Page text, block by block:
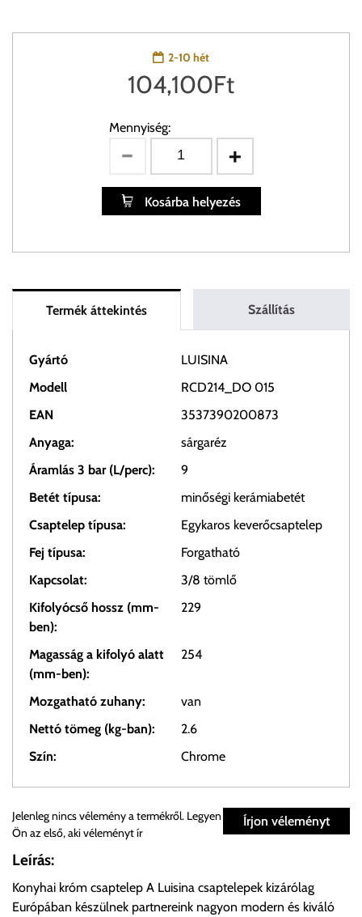
2-10 hét
104,100Ft
Mennyiség:
Kosárba helyezés
Termék áttekintés Szállítás
Gyártó
LUISINA
Modell
RCD214_DO 015
EAN
3537390200873
Anyaga:
sárgaréz
Áramlás 3 bar (L/perc):
9
Betét típusa:
minőségi kerámiabetét
Csaptelep típusa:
Egykaros keverőcsaptelep
Fej típusa:
Forgatható
Kapcsolat:
3/8 tömlő
Kifolyócső hossz (mm-
ben):
229
Magasság a kifolyó alatt
(mm-ben):
254
Mozgatható zuhany:
van
Nettó tömeg (kg-ban):
2.6
Szín:
Chrome
Személyes átvétel:
Önnek lehetősége van rendelését a beérkezést követően
ingyenesen átvenni Budapesti Cégcsoportunk Stúdiójában
előre egyeztetett időpontban.
Írjon véleményt
Jelenleg nincs vélemény a termékről. Legyen
Ön az első, aki véleményt ír
Leírás:
Konyhai króm csaptelep A Luisina csaptelepek kizárólag
Európában készülnek partnereink nagyon modern és kiváló